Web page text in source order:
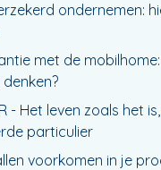
ondernemen:
met de
- Het leven zoals het
particulier
voorkomen in je